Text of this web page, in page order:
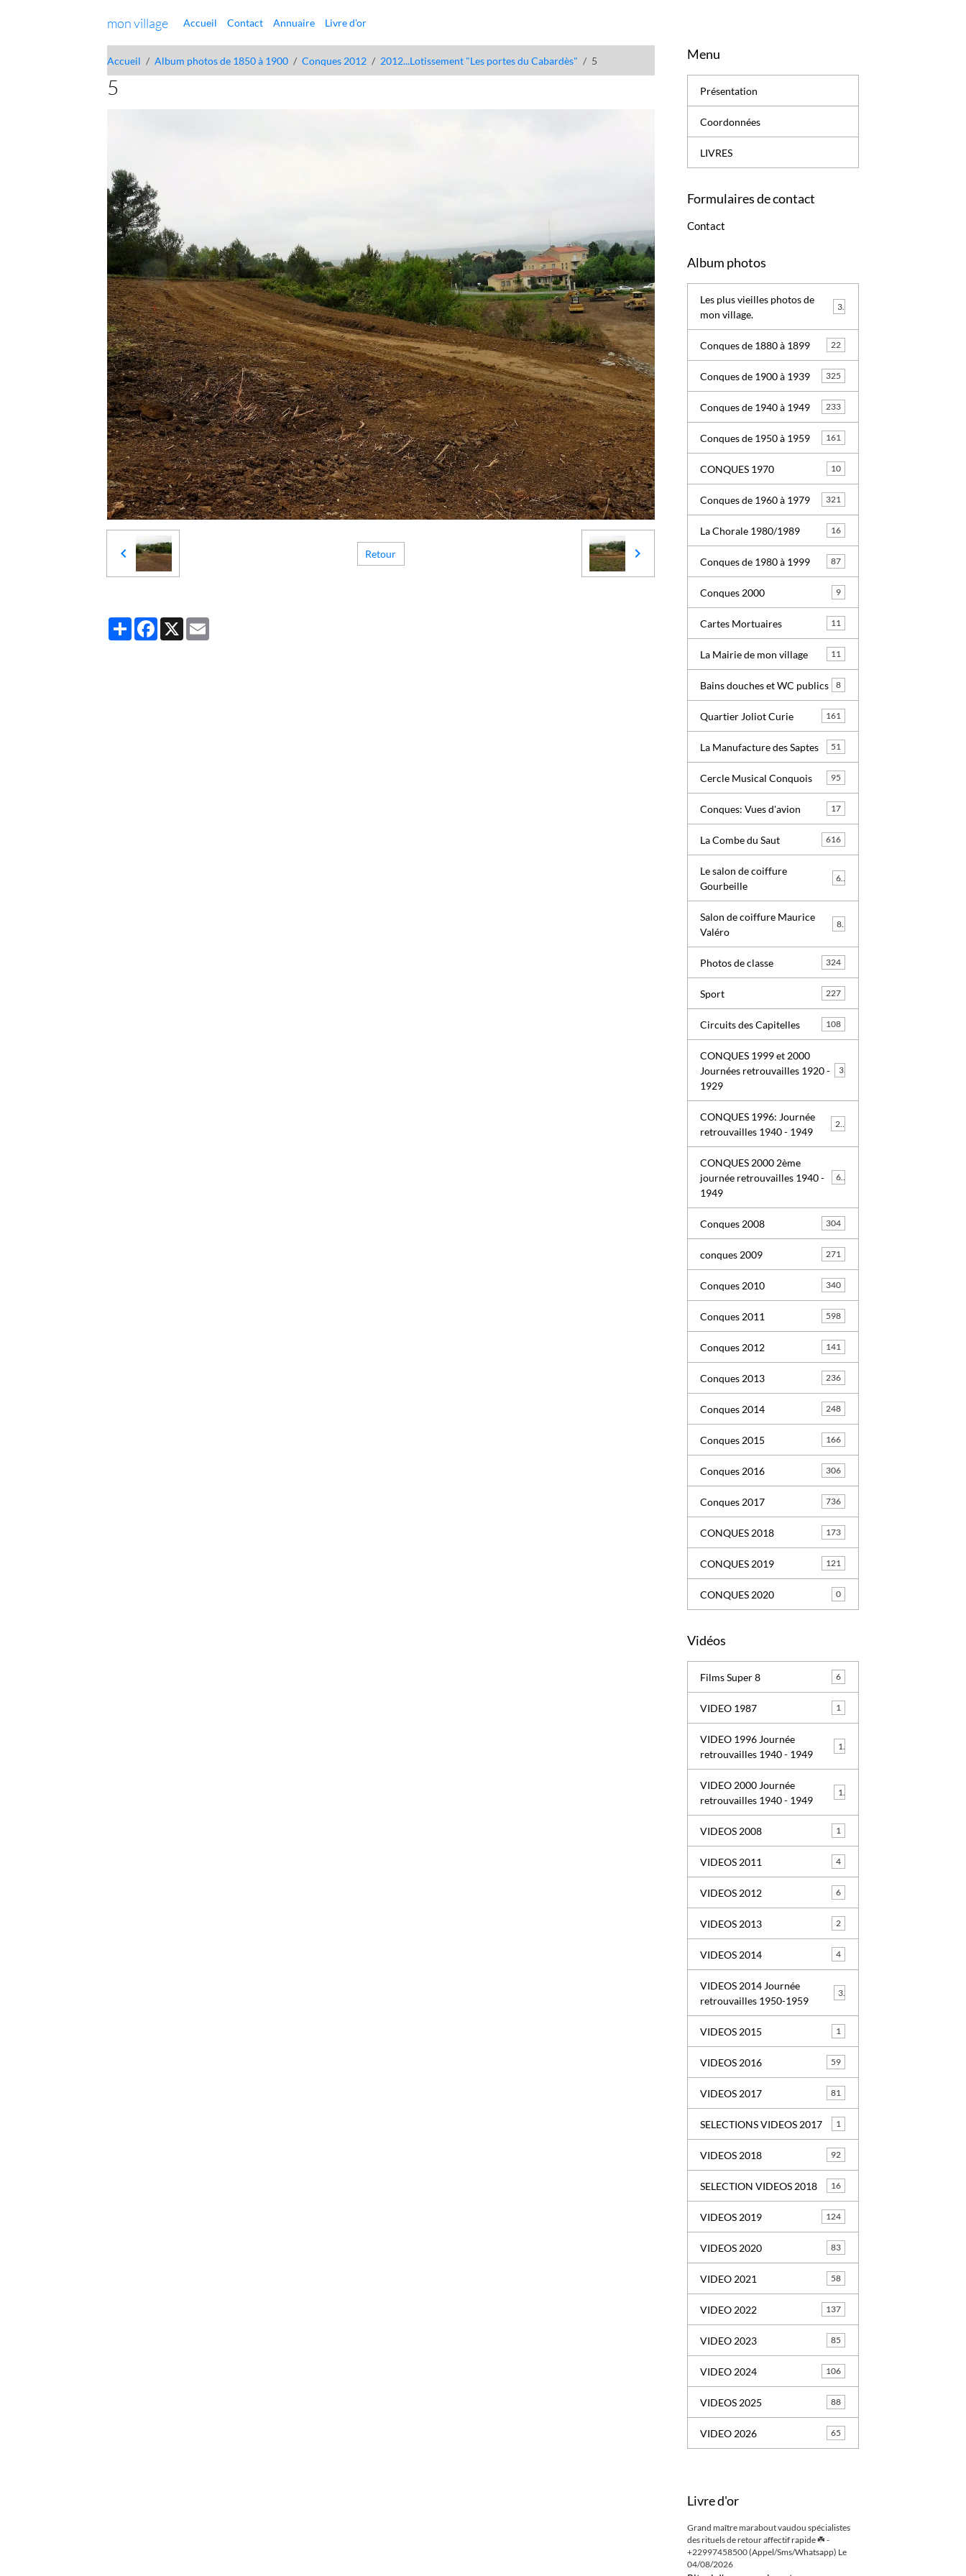
mon village Accueil Contact Annuaire Livre d'or
Accueil Album photos de 1850 à 1900 Conques 2012 2012...Lotissement "Les portes du Cabardès" 5
5
Retour
PartagerFacebook
X
Menu
Présentation
Coordonnées
LIVRES
Formulaires de contact
Contact
Album photos
Les plus vieilles photos de
mon village.
3
Conques de 1880 à 1899 22
Conques de 1900 à 1939 325
Conques de 1940 à 1949 233
Conques de 1950 à 1959 161
CONQUES 1970 10
Conques de 1960 à 1979 321
La Chorale 1980/1989 16
Conques de 1980 à 1999 87
Conques 2000 9
Cartes Mortuaires 11
La Mairie de mon village 11
Bains douches et WC publics 8
Quartier Joliot Curie 161
La Manufacture des Saptes 51
Cercle Musical Conquois 95
Conques: Vues d'avion 17
La Combe du Saut 616
Le salon de coiffure
Gourbeille
Salon de coiffure Maurice
Valéro
8
Photos de classe 324
Sport 227
Circuits des Capitelles 108
CONQUES 1999 et 2000
Journées retrouvailles 1920 -
1929
3
CONQUES 1996: Journée
retrouvailles 1940 - 1949
CONQUES 2000 2ème
journée retrouvailles 1940 -
1949
63
Conques 2008 304
conques 2009 271
Conques 2010 340
Conques 2011 598
Conques 2012 141
Conques 2013 236
Conques 2014 248
Conques 2015 166
Conques 2016 306
Conques 2017 736
CONQUES 2018 173
CONQUES 2019 121
CONQUES 2020 0
Vidéos
Films Super 8 6
VIDEO 1987 1
VIDEO 1996 Journée
retrouvailles 1940 - 1949
VIDEO 2000 Journée
retrouvailles 1940 - 1949
VIDEOS 2008 1
VIDEOS 2011 4
VIDEOS 2012 6
VIDEOS 2013 2
VIDEOS 2014 4
VIDEOS 2014 Journée
retrouvailles 1950-1959
3
VIDEOS 2015 1
VIDEOS 2016 59
VIDEOS 2017 81
SELECTIONS VIDEOS 2017 1
VIDEOS 2018 92
SELECTION VIDEOS 2018 16
VIDEOS 2019 124
VIDEOS 2020 83
VIDEO 2021 58
VIDEO 2022 137
VIDEO 2023 85
VIDEO 2024 106
VIDEOS 2025 88
VIDEO 2026 65
Livre d'or
Grand maître marabout vaudou spécialistes
des rituels de retour affectif rapide ☘️ -
+22997458500 (Appel/Sms/Whatsapp) Le
04/08/2026